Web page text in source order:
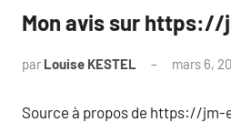
Mon avis sur
par Louise KESTEL mars 6,
Source à propos de https://